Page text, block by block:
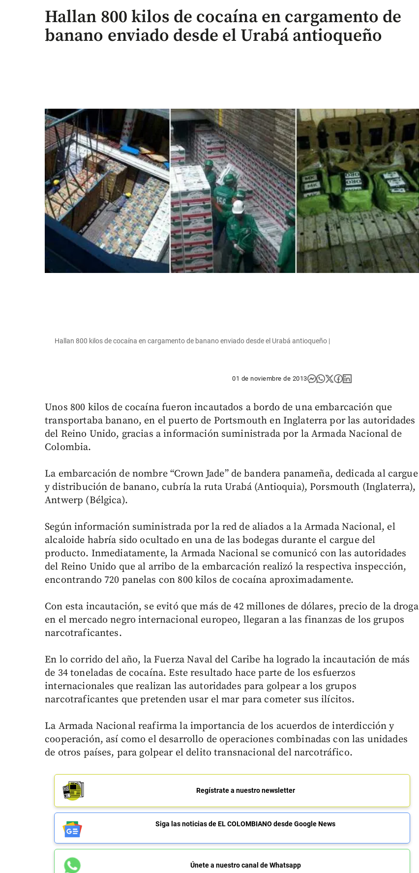
Hallan 800 kilos de cocaína en cargamento de
banano enviado desde el Urabá antioqueño
Hallan 800 kilos de cocaína en cargamento de banano enviado desde el Urabá antioqueño |
01 de noviembre de 2013
Unos 800 kilos de cocaína fueron incautados a bordo de una embarcación que
transportaba banano, en el puerto de Portsmouth en Inglaterra por las autoridades
del Reino Unido, gracias a información suministrada por la Armada Nacional de
Colombia.
La embarcación de nombre “Crown Jade” de bandera panameña, dedicada al cargue
y distribución de banano, cubría la ruta Urabá (Antioquia), Porsmouth (Inglaterra),
Antwerp (Bélgica).
Según información suministrada por la red de aliados a la Armada Nacional, el
alcaloide habría sido ocultado en una de las bodegas durante el cargue del
producto. Inmediatamente, la Armada Nacional se comunicó con las autoridades
del Reino Unido que al arribo de la embarcación realizó la respectiva inspección,
encontrando 720 panelas con 800 kilos de cocaína aproximadamente.
Con esta incautación, se evitó que más de 42 millones de dólares, precio de la droga
en el mercado negro internacional europeo, llegaran a las finanzas de los grupos
narcotraficantes.
En lo corrido del año, la Fuerza Naval del Caribe ha logrado la incautación de más
de 34 toneladas de cocaína. Este resultado hace parte de los esfuerzos
internacionales que realizan las autoridades para golpear a los grupos
narcotraficantes que pretenden usar el mar para cometer sus ilícitos.
La Armada Nacional reafirma la importancia de los acuerdos de interdicción y
cooperación, así como el desarrollo de operaciones combinadas con las unidades
de otros países, para golpear el delito transnacional del narcotráfico.
Regístrate a nuestro newsletter
Siga las noticias de EL COLOMBIANO desde Google News
Únete a nuestro canal de Whatsapp